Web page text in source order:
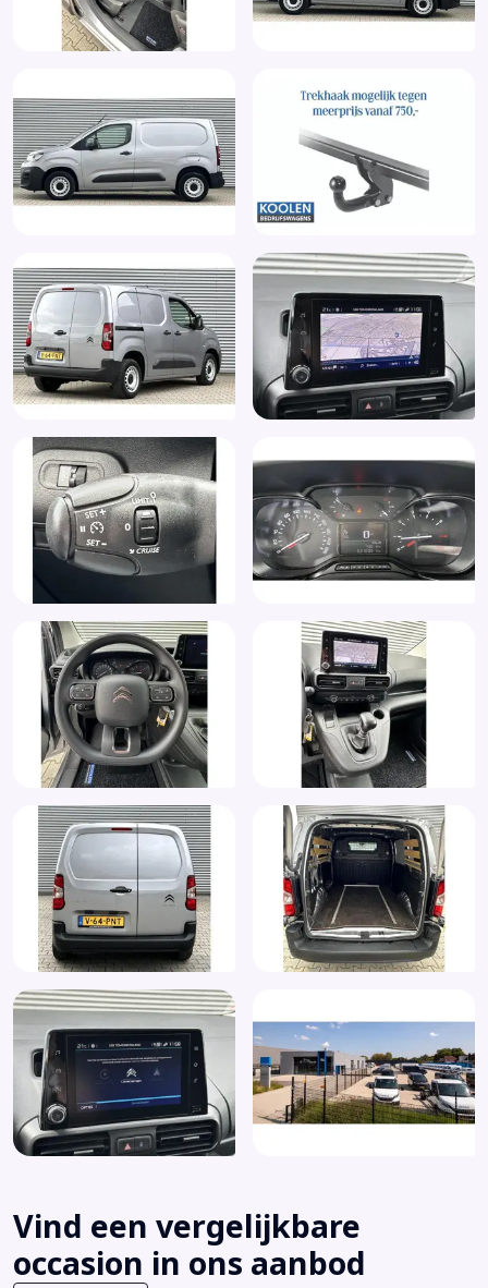
Vind een vergelijkbare
occasion in ons aanbod